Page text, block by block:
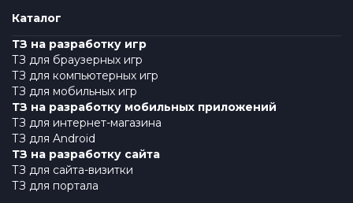
Каталог
ТЗ на разработку игр
ТЗ для браузерных игр
ТЗ для компьютерных игр
ТЗ для мобильных игр
ТЗ на разработку мобильных приложений
ТЗ для интернет-магазина
ТЗ для Android
ТЗ на разработку сайта
ТЗ для сайта-визитки
ТЗ для портала